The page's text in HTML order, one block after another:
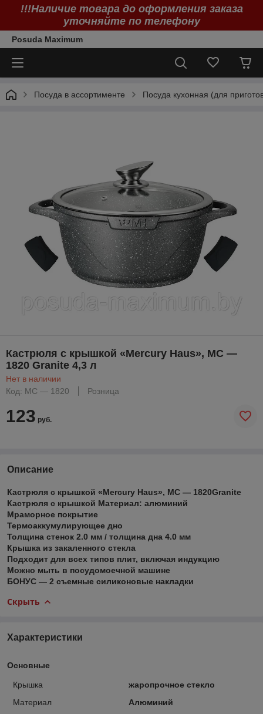
!!!Наличие товара до оформления заказа
уточняйте по телефону
Posuda Maximum
Посуда в ассортименте Посуда кухонная (для
Кастрюля с крышкой «Mercury Haus», MC —
1820 Granite 4,3 л
Нет в наличии
Код: MC — 1820
Розница
123 руб.
Описание
Кастрюля с крышкой «Mercury Haus», MC — 1820Granite
Кастрюля с крышкой Материал: алюминий
Мраморное покрытие
Термоаккумулирующее дно
Толщина стенок 2.0 мм / толщина дна 4.0 мм
Крышка из закаленного стекла
Подходит для всех типов плит, включая индукцию
Можно мыть в посудомоечной машине
БОНУС — 2 съемные силиконовые накладки
Скрыть
Характеристики
Основные
Крышка
жаропрочное стекло
Материал
Алюминий